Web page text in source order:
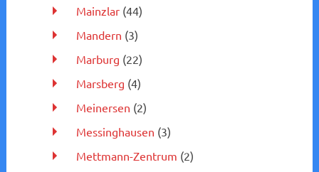
Mainzlar(44)
Mandern (3)
Marburg (22)
Marsberg (4)
Meinersen (2)
Messinghausen (3)
Mettmann-Zentrum (2)